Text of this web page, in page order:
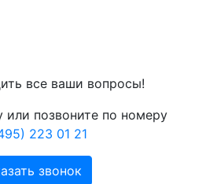
все ваши вопросы!
или позвоните по номеру
223 01 21
звонок